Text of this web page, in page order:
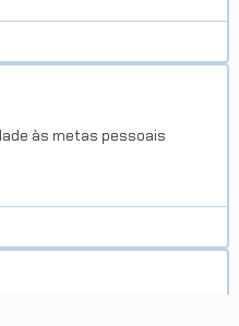
às metas pessoais